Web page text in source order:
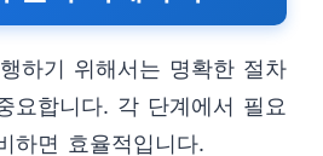
하기 위해서는 명확한 절차
요합니다. 각 단계에서 필요
하면 효율적입니다.